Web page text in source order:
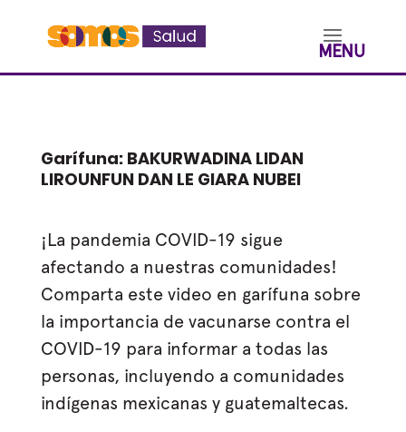
Garífuna: BAKURWADINA LIDAN
LIROUNFUN DAN LE GIARA NUBEI
¡La pandemia COVID-19 sigue
afectando a nuestras comunidades!
Comparta este video en garífuna sobre
la importancia de vacunarse contra el
COVID-19 para informar a todas las
personas, incluyendo a comunidades
indígenas mexicanas y guatemaltecas.